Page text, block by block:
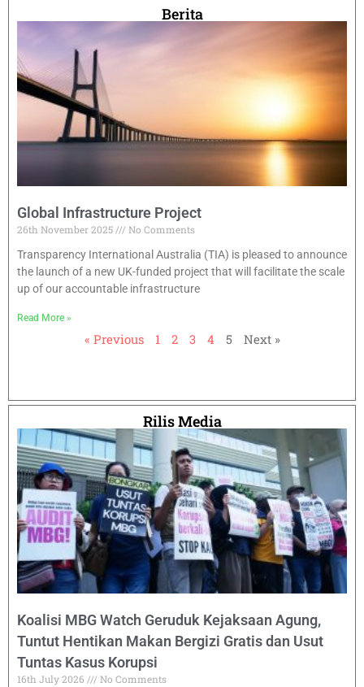
Berita
Global Infrastructure Project
26th November 2025
No Comments
Transparency International Australia (TIA) is pleased to announce
the launch of a new UK-funded project that will facilitate the scale
up of our accountable infrastructure
Read More »
« Previous 1 2 3 4 5 Next »
Rilis Media
Koalisi MBG Watch Geruduk Kejaksaan Agung,
Tuntut Hentikan Makan Bergizi Gratis dan Usut
Tuntas Kasus Korupsi
16th July 2026
No Comments